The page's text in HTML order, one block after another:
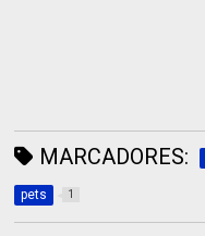
MARCADORES:
pets 1